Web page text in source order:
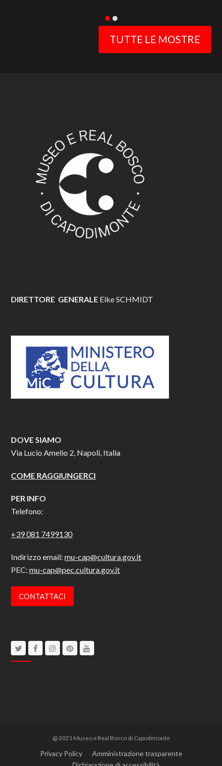
TUTTE LE MOSTRE
DIRETTORE GENERALE Eike SCHMIDT
DOVE SIAMO
Via Lucio Amelio 2, Napoli, Italia
COME RAGGIUNGERCI
PER INFO
Telefono:
+39 081 7499130
Indirizzo email:mu-cap@cultura.gov.it
PEC:mu-cap@pec.cultura.gov.it
CONTATTACI
TwitterFacebookInstagram
Pinterest
@ 2021 Museo e Real Bosco di Capodimonte
Privacy Policy
Amministrazione trasparente